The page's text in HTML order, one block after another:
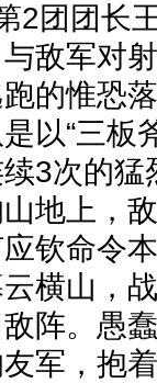
2团团长
敌军对
的惟恐
以“三板
3次的
地上，
钦命令
横山，
阵。愚
军，抱